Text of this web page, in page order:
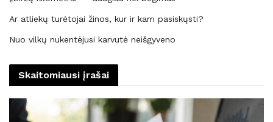
Ar atliekų turėtojai žinos, kur ir kam pasiskųsti?
Nuo vilkų nukentėjusi karvutė neišgyveno
Skaitomiausi įrašai